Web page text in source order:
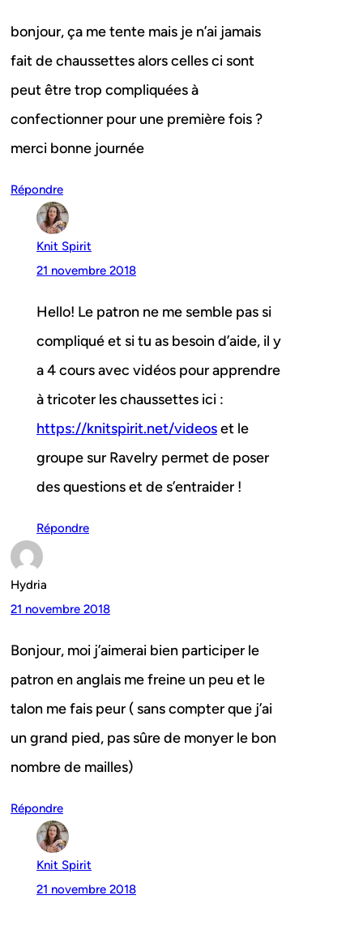
bonjour, ça me tente mais je n’ai jamais
fait de chaussettes alors celles ci sont
peut être trop compliquées à
confectionner pour une première fois ?
merci bonne journée
Répondre
Knit Spirit
21 novembre 2018
Hello! Le patron ne me semble pas si
compliqué et si tu as besoin d’aide, il y
a 4 cours avec vidéos pour apprendre
à tricoter les chaussettes ici :
https://knitspirit.net/videoset le
groupe sur Ravelry permet de poser
des questions et de s’entraider !
Répondre
Hydria
21 novembre 2018
Bonjour, moi j’aimerai bien participer le
patron en anglais me freine un peu et le
talon me fais peur ( sans compter que j’ai
un grand pied, pas sûre de monyer le bon
nombre de mailles)
Répondre
Knit Spirit
21 novembre 2018